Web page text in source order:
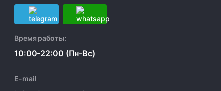
Время работы:
10:00-22:00 (Пн-Вс)
E-mail